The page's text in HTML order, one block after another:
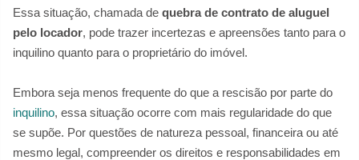
Essa situação, chamada de quebra de contrato de aluguel
pelo locador, pode trazer incertezas e apreensões tanto para o
inquilino quanto para o proprietário do imóvel.
Embora seja menos frequente do que a rescisão por parte do
inquilino, essa situação ocorre com mais regularidade do que
se supõe. Por questões de natureza pessoal, financeira ou até
mesmo legal, compreender os direitos e responsabilidades em